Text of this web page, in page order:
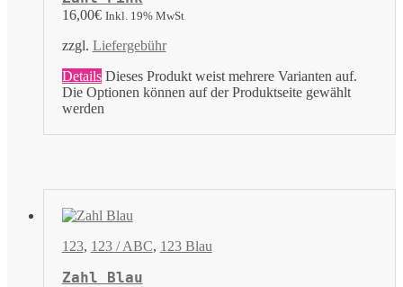
16,00€ Inkl. 19% MwSt
zzgl. Liefergebühr
Details Dieses Produkt weist mehrere Varianten auf.
Die Optionen können auf der Produktseite gewählt
werden
123, 123 / ABC, 123 Blau
Zahl Blau